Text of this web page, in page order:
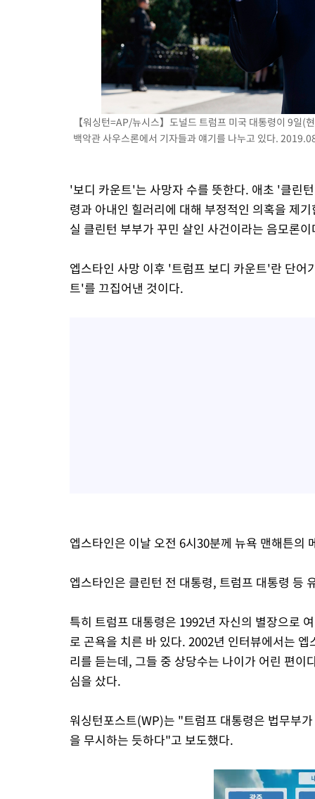
【워싱턴=AP/뉴시스】도널드 트럼프 미국 대통령이 9일(
백악관 사우스론에서 기자들과 얘기를 나누고 있다.
'보디 카운트'는 사망자 수를 뜻한다. 애초 '클린
령과 아내인 힐러리에 대해 부정적인 의혹을 제
실 클린턴 부부가 꾸민 살인 사건이라는 음모론
엡스타인 사망 이후 '트럼프 보디 카운트'란 단
트'를 끄집어낸 것이다.
엡스타인은 이날 오전 6시30분께 뉴욕 맨해튼의
엡스타인은 클린턴 전 대통령, 트럼프 대통령 등
특히 트럼프 대통령은 1992년 자신의 별장으로
로 곤욕을 치른 바 있다. 2002년 인터뷰에서는
리를 듣는데, 그들 중 상당수는 나이가 어린 편
심을 샀다.
워싱턴포스트(WP)는 "트럼프 대통령은 법무부
을 무시하는 듯하다"고 보도했다.